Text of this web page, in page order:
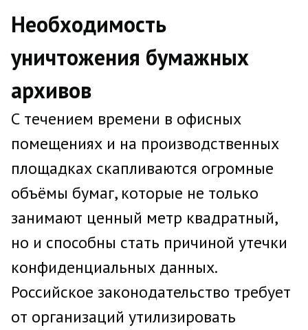
Необходимость
уничтожения бумажных
архивов
С течением времени в офисных
помещениях и на производственных
площадках скапливаются огромные
объёмы бумаг, которые не только
занимают ценный метр квадратный,
но и способны стать причиной утечки
конфиденциальных данных.
Российское законодательство требует
от организаций утилизировать